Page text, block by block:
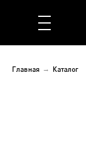
Главная → Каталог